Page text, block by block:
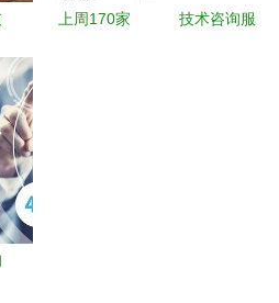
上周170家
技术咨询服